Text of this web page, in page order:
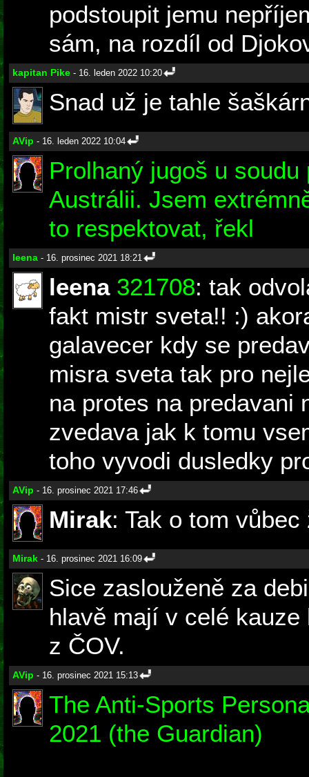
podstoupit jemu
sám, na rozdíl od
kapitan Pike - 16. leden 2022 10:20
Snad už je tahle
AVip - 16. leden 2022 10:04
Prolhaný jugoš u
Austrálii. Jsem
to respektovat, řekl
leena - 16. prosinec 2021 18:21
leena 321708: tak
fakt mistr sveta!! :)
galavecer kdy se
misra sveta tak pro
na protes na predavani
zvedava jak k tomu
toho vyvodi dusledky
AVip - 16. prosinec 2021 17:46
Mirak: Tak o tom vůbec
Mirak - 16. prosinec 2021 16:09
Sice zaslouženě za
hlavě mají v celé
z ČOV.
AVip - 16. prosinec 2021 15:13
The Anti-Sports
2021 (the Guardian)